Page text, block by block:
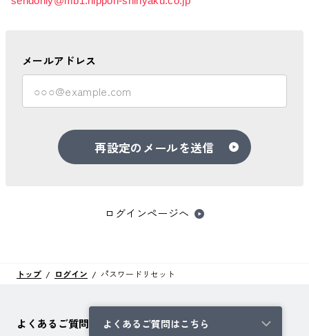
メールアドレス
再設定のメールを送信
ログインページへ
トップ ログイン パスワードリセット
よくあるご質問 よくあるご質問はこちら